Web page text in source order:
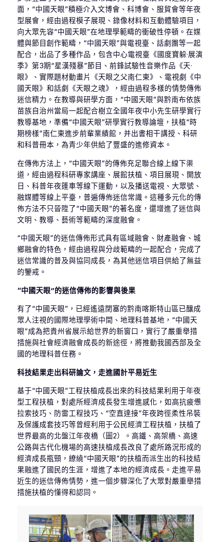
面，“中國天眼”積極介入文博會、科博會、服貿會等年夜
型展會，經由過程模子展現、錄像材料和互動體驗項目，
向大眾先容“中國天眼”在地理學範疇的衝破性停頓。在媒
體與節目創作範疇，“中國天眼”與電視臺、話劇團等一起
配合，出品了多種作品，包含中心電視臺《國度寶躲·展演
季》第3期“星漢殘暴”節目、前鋒試驗性音樂作品《天·
眼》、實際題材動畫片《天眼之父南仁東》、電視劇《中
國天眼》和話劇《天眼之魂》，經由過程多樣的情勢傳佈
迷信精力。在教導與研學方面，“中國天眼”與黔南布依族
苗族自治州當局一起配合樹立全國年夜中小先生研學實行
教導基地，準備“中國天眼”研學實行教導論壇，扶植“時
期榜樣”南仁東進步前輩業績館，并出書相干講授、科研
和科普冊本，為青少年供給了豐盛的進修資本。
在傳佈方法上，“中國天眼”的傳佈充足聯合線上線下渠
道，經由過程科研專家講座、展館扶植、項目展現、開放
日、科普年夜篷車等線下運動，以及播送電視、大眾號、
融媒體等線上平臺，普遍傳佈迷信常識。這種多元化的傳
佈方法不只晉陞了“中國天眼”的著名度，還增進了迷信與
文明、教導、藝術等範疇的深度融會。
“中國天眼”的迷信傳佈形式具有區域融會、財產融會、城
鄉融會的特色，經由過程與分歧範疇的一起配合，完成了
迷信常識的普及與協同成長，為其他迷信項目供給了無益
的鑒戒。
“中國天眼”的迷信傳佈的影響與後果
有了“中國天眼”，已經遙遠閉塞的黔南喀斯特山區已釀成
眾人注視的國際地理學術中間、地理科普基地，“中國天
眼”成為把貴州省展示給世界的新窗口，實行了嚴重舉措
措施與社會經濟融會成長的新途徑，將推動我國西部及全
國的地理科普任務。
科技結果走出科研論文，走進國計平易近生
基于“中國天眼”工程扶植成長出來的科技結果利用于年夜
型工程扶植，對處所經濟成長發生增進感化，如高抗疲憊
拉索技巧、防雷工程技巧、“空直達接”年夜跨徑柔性吊裝
及保護成套技巧等曾經利用于公民經濟工程扶植，扶植了
世界最高的北盤江年夜橋（圖2）。高鐵、高架橋、高速
公路與古代化機場的高速扶植成長改良了處所路況形成的
經濟成長瓶頸，繚繞“中國天眼”的扶植而派生出的科技結
果融進了國民的生涯，增進了本地的經濟成長。走進平易
近生的迷信傳佈情勢，進一個步驟深化了大眾對嚴重舉措
措施扶植的懂得和認同。